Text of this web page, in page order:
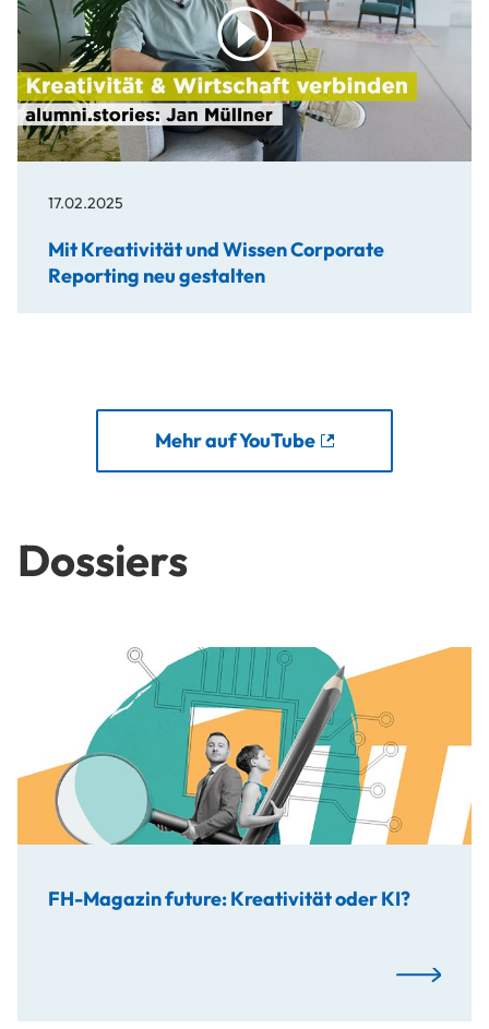
play
17.02.2025
Mit Kreativität und Wissen Corporate
Reporting neu gestalten
Mehr auf YouTube
Dossiers
FH-Magazin future: Kreativität oder KI?
FH-Magazin future: Kreativität oder KI?
FH-